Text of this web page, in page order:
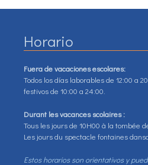
Horario
Fuera de vacaciones escolares:
Todos los días laborables de 12:00 a
festivos de 10:00 a 24:00.
Durant les vacances scolaires :
Tous les jours de 10H00 à la tombée
Les jours du spectacle fontaines
Estos horarios son orientativos y